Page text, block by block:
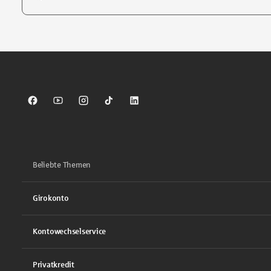
Sparkasse auf Facebook
Sparkasse auf Youtube
Sparkasse auf Instagram
Sparkasse auf TikTok
Sparkasse auf LinkedIn
Beliebte Themen
Girokonto
Kontowechselservice
Privatkredit